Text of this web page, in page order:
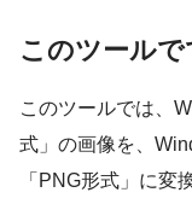
このツールで
このツールでは、
式」の画像を、
「PNG形式」に変